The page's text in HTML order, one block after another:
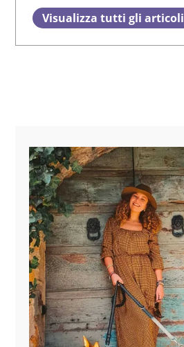
Visualizza tutti gli articoli